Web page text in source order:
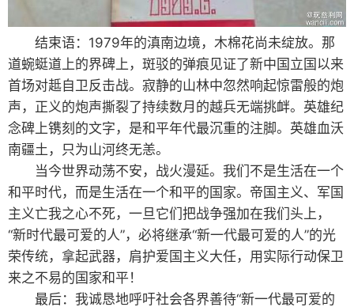
结束语：1979年的滇南边境，木棉花尚未绽放。那
道蜿蜓道上的界碑上，斑驳的弹痕见证了新中国立国以来
首场对趆自卫反击战。寂静的山林中忽然响起惊雷般的炮
声，正义的炮声撕裂了持续数月的越兵无端挑衅。英雄纪
念碑上镌刻的文字，是和平年代最沉重的注脚。英雄血沃
南疆土，只为山河终无恙。
当今世界动荡不安，战火漫延。我们不是生活在一个
和平时代，而是生活在一个和平的国家。帝国主义、军国
主义亡我之心不死，一旦它们把战争强加在我们头上，
“新时代最可爱的人”，必将继承“新一代最可爱的人”的光
荣传统，拿起武器，肩护爱国主义大任，用实际行动保卫
来之不易的国家和平！
最后：我诚恳地呼吁社会各界善待“新一代最可爱的